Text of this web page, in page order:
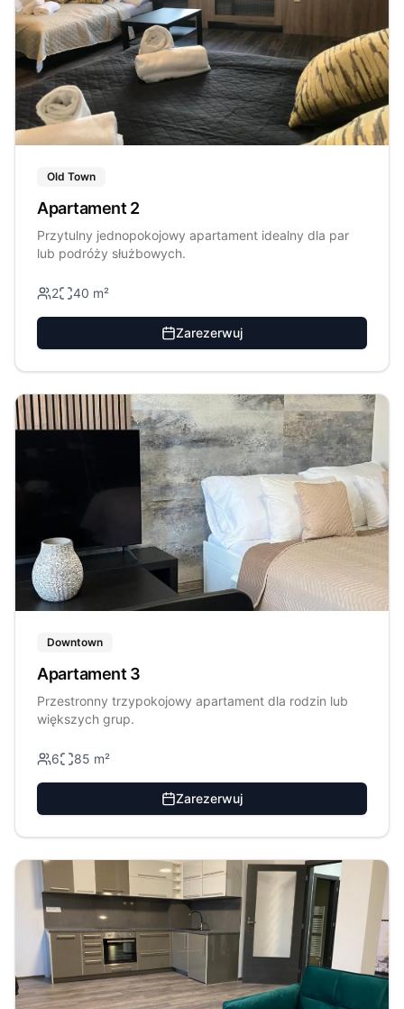
Old Town
Apartament 2
Przytulny jednopokojowy apartament idealny dla par
lub podróży służbowych.
2 40 m²
Zarezerwuj
Downtown
Apartament 3
Przestronny trzypokojowy apartament dla rodzin lub
większych grup.
6 85 m²
Zarezerwuj